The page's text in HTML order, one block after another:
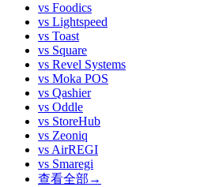
vs Foodics
vs Lightspeed
vs Toast
vs Square
vs Revel Systems
vs Moka POS
vs Qashier
vs Oddle
vs StoreHub
vs Zeoniq
vs AirREGI
vs Smaregi
查看全部 →